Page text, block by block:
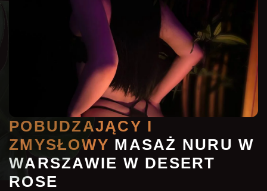
POBUDZAJĄCY I
ZMYSŁOWY MASAŻ NURU W
WARSZAWIE W DESERT
ROSE